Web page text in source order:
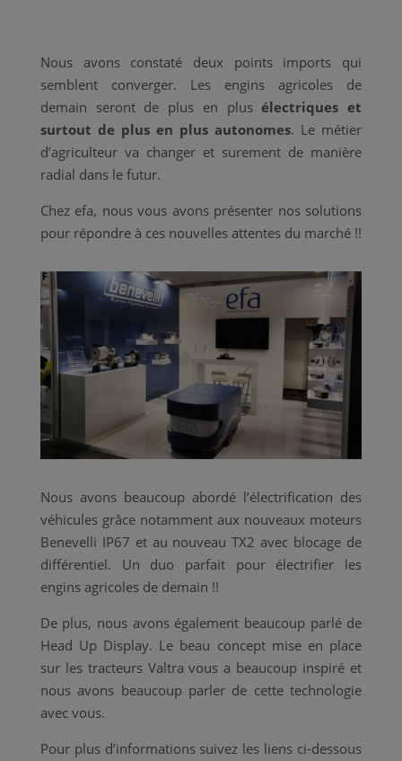
Nous avons constaté deux points imports qui
semblent converger. Les engins agricoles de
demain seront de plus en plusélectriques et
surtout de plus en plus autonomes. Le métier
d’agriculteur va changer et surement de manière
radial dans le futur.
Chez efa, nous vous avons présenter nos solutions
pour répondre à ces nouvelles attentes du marché !!
Nous avons beaucoup abordé l’électrification des
véhicules grâce notamment aux nouveaux moteurs
Benevelli IP67 et au nouveau TX2 avec blocage de
différentiel. Un duo parfait pour électrifier les
engins agricoles de demain !!
De plus, nous avons également beaucoup parlé de
Head Up Display. Le beau concept mise en place
sur les tracteurs Valtra vous a beaucoup inspiré et
nous avons beaucoup parler de cette technologie
avec vous.
Pour plus d’informations suivez les liens ci-dessous